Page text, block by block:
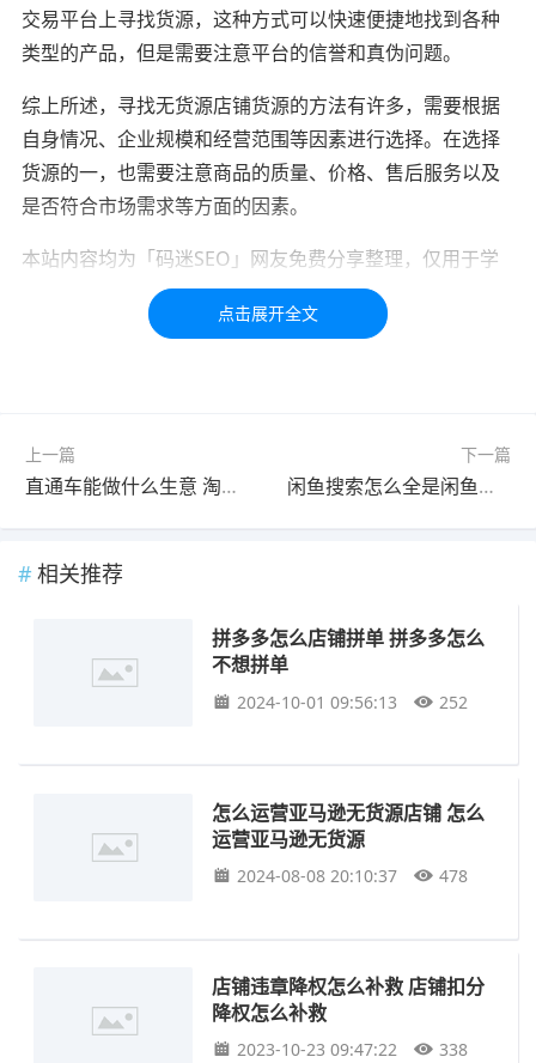
交易平台上寻找货源，这种方式可以快速便捷地找到各种
类型的产品，但是需要注意平台的信誉和真伪问题。
综上所述，寻找无货源店铺货源的方法有许多，需要根据
自身情况、企业规模和经营范围等因素进行选择。在选择
货源的一，也需要注意商品的质量、价格、售后服务以及
是否符合市场需求等方面的因素。
本站内容均为「码迷SEO」网友免费分享整理，仅用于学
习交流，如有疑问，请联系我们48小时处理！！！！
上一篇
直通车能做什么生意 淘宝直通车还能做什么
下一篇
闲鱼搜索怎么全是闲鱼优品 闲鱼搜索如何屏蔽闲鱼优品
相关推荐
拼多多怎么店铺拼单 拼多多怎么
不想拼单
2024-10-01 09:56:13 252
怎么运营亚马逊无货源店铺 怎么
运营亚马逊无货源
2024-08-08 20:10:37 478
店铺违章降权怎么补救 店铺扣分
降权怎么补救
2023-10-23 09:47:22 338